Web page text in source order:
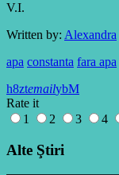
V.I.
Written by: Alexandra
apa constanta fara apa
email
Rate it
1
2 3 4
Alte Ştiri